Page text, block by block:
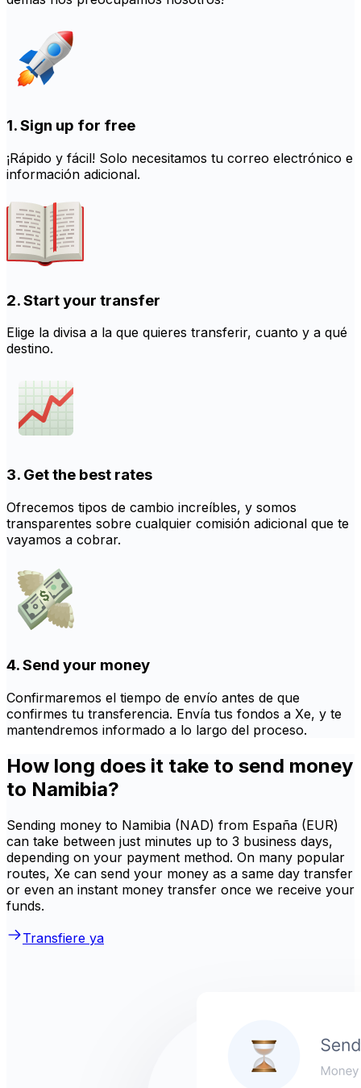
1. Sign up for free
¡Rápido y fácil! Solo necesitamos tu correo electrónico e
información adicional.
2. Start your transfer
Elige la divisa a la que quieres transferir, cuanto y a qué
destino.
3. Get the best rates
Ofrecemos tipos de cambio increíbles, y somos
transparentes sobre cualquier comisión adicional que te
vayamos a cobrar.
4. Send your money
Confirmaremos el tiempo de envío antes de que
confirmes tu transferencia. Envía tus fondos a Xe, y te
mantendremos informado a lo largo del proceso.
How long does it take to send money
to Namibia?
Sending money to Namibia (NAD) from España (EUR)
can take between just minutes up to 3 business days,
depending on your payment method. On many popular
routes, Xe can send your money as a same day transfer
or even an instant money transfer once we receive your
funds.
Transfiere ya